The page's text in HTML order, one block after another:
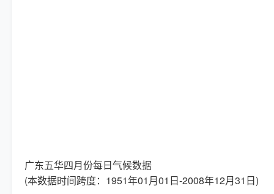
广东五华四月份每日气候数据
(本数据时间跨度：1951年01月01日-2008年12月31日)